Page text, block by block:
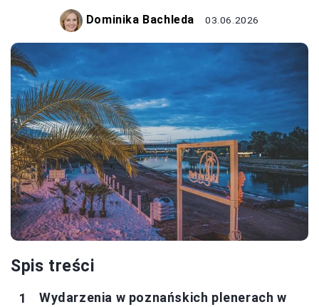
Dominika Bachleda 03.06.2026
Spis treści
Wydarzenia w poznańskich plenerach w